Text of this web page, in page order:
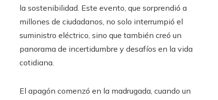
la sostenibilidad. Este evento, que sorprendió a
millones de ciudadanos, no solo interrumpió el
suministro eléctrico, sino que también creó un
panorama de incertidumbre y desafíos en la vida
cotidiana.
El apagón comenzó en la madrugada, cuando un